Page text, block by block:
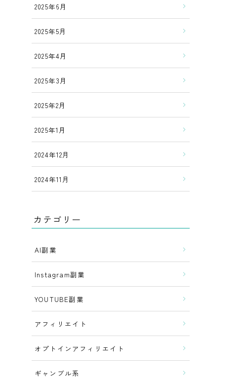
2025年6月
2025年5月
2025年4月
2025年3月
2025年2月
2025年1月
2024年12月
2024年11月
カテゴリー
AI副業
Instagram副業
YOUTUBE副業
アフィリエイト
オプトインアフィリエイト
ギャンブル系